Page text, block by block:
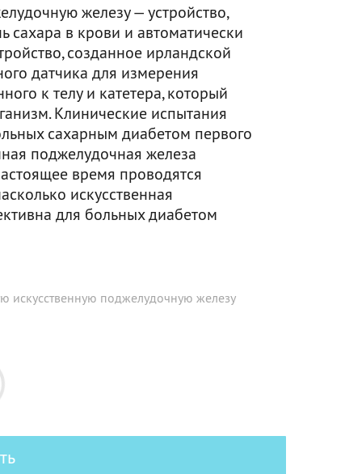
железу — устройство,
сахара в крови и автоматически
созданное ирландской
датчика для измерения
к телу и катетера, который
Клинические испытания
сахарным диабетом первого
поджелудочная железа
время проводятся
искусственная
для больных диабетом
искусственную поджелудочную железу